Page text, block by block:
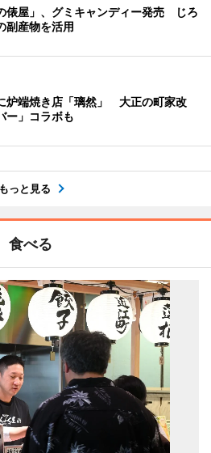
俵屋」、グミキャンディー発売 じろ
副産物を活用
炉端焼き店「璃然」 大正の町家改
ー」コラボも
もっと見る
食べる